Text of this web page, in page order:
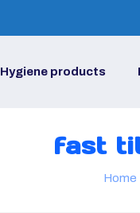
Hygiene products
fast
Home